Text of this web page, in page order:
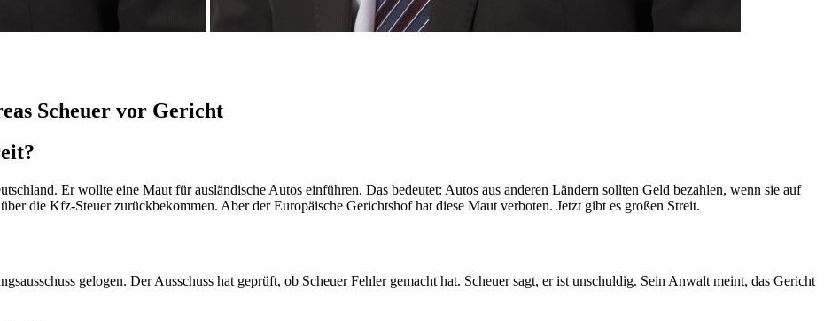
Scheuer vor Gericht
Er wollte eine Maut für ausländische Autos einführen. Das bedeutet: Autos aus anderen Ländern sollten Geld bezahlen, wenn sie auf
die Kfz-Steuer zurückbekommen. Aber der Europäische Gerichtshof hat diese Maut verboten. Jetzt gibt es großen Streit.
gelogen. Der Ausschuss hat geprüft, ob Scheuer Fehler gemacht hat. Scheuer sagt, er ist unschuldig. Sein Anwalt meint, das Gericht